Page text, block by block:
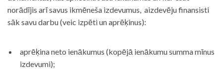
norādījis arī savus ikmēneša izdevumus, aizdevēju finansisti
sāk savu darbu (veic izpēti un aprēķinus):
aprēķina neto ienākumus (kopējā ienākumu summa mīnus
izdevumi);